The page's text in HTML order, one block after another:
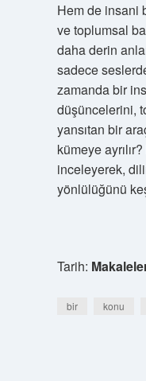
Hem de insani
ve toplumsal
daha derin
sadece
zamanda bir
düşüncelerini,
yansıtan bir
kümeye
inceleyerek,
yönlülüğünü
Tarih:
bir konu